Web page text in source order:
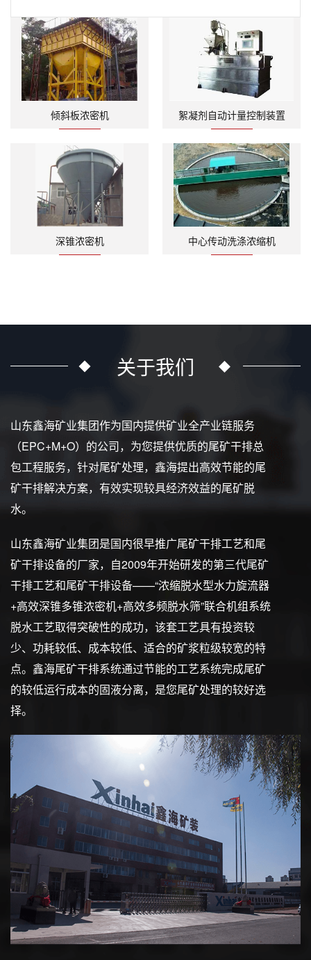
倾斜板浓密机
深锥浓密机
絮凝剂自动计量控制装置
中心传动洗涤浓缩机
关于我们
山东鑫海矿业集团作为国内提供矿业全产业链服务
（EPC+M+O）的公司，为您提供优质的尾矿干排总
包工程服务，针对尾矿处理，鑫海提出高效节能的尾
矿干排解决方案，有效实现较具经济效益的尾矿脱
水。
山东鑫海矿业集团是国内很早推广尾矿干排工艺和尾
矿干排设备的厂家，自2009年开始研发的第三代尾矿
干排工艺和尾矿干排设备——“浓缩脱水型水力旋流器
+高效深锥多锥浓密机+高效多频脱水筛”联合机组系统
脱水工艺取得突破性的成功，该套工艺具有投资较
少、功耗较低、成本较低、适合的矿浆粒级较宽的特
点。鑫海尾矿干排系统通过节能的工艺系统完成尾矿
的较低运行成本的固液分离，是您尾矿处理的较好选
择。